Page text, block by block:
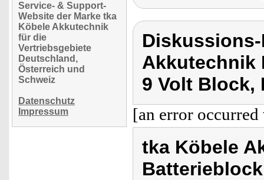
Service- & Support-
Website der Marke tka
Köbele Akkutechnik
für die
Vertriebsgebiete
Deutschland,
Österreich und
Schweiz
Datenschutz
Impressum
Akkutechnik
9 Volt Block,
[an error
tka Köbele
Batterieblock